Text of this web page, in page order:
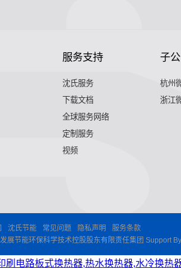
服务支持
沈氏服务
下载文档
全球服务网络
定制服务
视频
子
杭州
浙江
沈氏节能 常见问题 隐私声明
服务条款
展节能环保科学技术控股股东有限责任集团 Support By
电路板式换热器,热水换热器,水冷换热